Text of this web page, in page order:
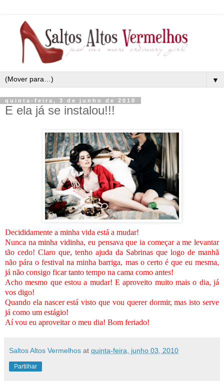
▼
quinta-feira, 3 de junho de 2010
E ela já se instalou!!!
Decididamente a minha vida está a mudar!
Nunca na minha vidinha, eu pensava que ia começar a me levantar
tão cedo! Claro que, tenho ajuda da Sabrinas que logo de manhã
não pára o festival na minha barriga, mas o certo é que eu mesma,
já não consigo ficar tanto tempo na cama como antes!
Acho mesmo que estou a mudar! E aproveito muito mais o dia, já
vos digo!
Quando ela nascer está visto que vou querer dormir, mas isto serve
já como um estágio!
Aí vou eu aproveitar o meu dia! Bom feriado!
Saltos Altos Vermelhos at quinta-feira, junho 03, 2010
Partilhar